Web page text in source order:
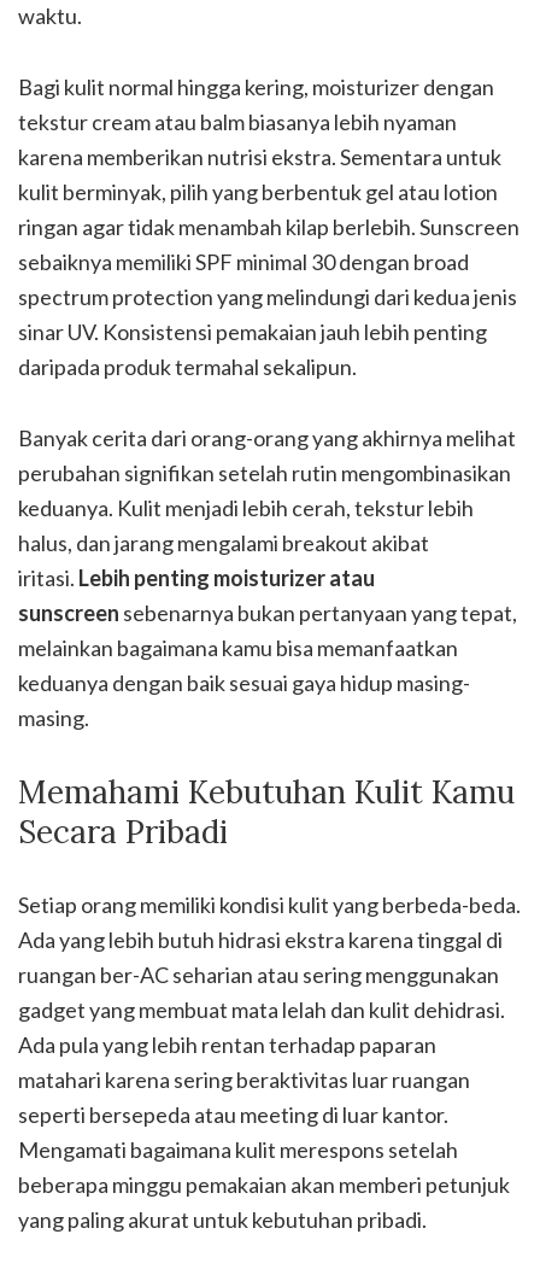
waktu.
Bagi kulit normal hingga kering, moisturizer dengan
tekstur cream atau balm biasanya lebih nyaman
karena memberikan nutrisi ekstra. Sementara untuk
kulit berminyak, pilih yang berbentuk gel atau lotion
ringan agar tidak menambah kilap berlebih. Sunscreen
sebaiknya memiliki SPF minimal 30 dengan broad
spectrum protection yang melindungi dari kedua jenis
sinar UV. Konsistensi pemakaian jauh lebih penting
daripada produk termahal sekalipun.
Banyak cerita dari orang-orang yang akhirnya melihat
perubahan signifikan setelah rutin mengombinasikan
keduanya. Kulit menjadi lebih cerah, tekstur lebih
halus, dan jarang mengalami breakout akibat
iritasi. Lebih penting moisturizer atau
sunscreen sebenarnya bukan pertanyaan yang tepat,
melainkan bagaimana kamu bisa memanfaatkan
keduanya dengan baik sesuai gaya hidup masing-
masing.
Memahami Kebutuhan Kulit Kamu
Secara Pribadi
Setiap orang memiliki kondisi kulit yang berbeda-beda.
Ada yang lebih butuh hidrasi ekstra karena tinggal di
ruangan ber-AC seharian atau sering menggunakan
gadget yang membuat mata lelah dan kulit dehidrasi.
Ada pula yang lebih rentan terhadap paparan
matahari karena sering beraktivitas luar ruangan
seperti bersepeda atau meeting di luar kantor.
Mengamati bagaimana kulit merespons setelah
beberapa minggu pemakaian akan memberi petunjuk
yang paling akurat untuk kebutuhan pribadi.